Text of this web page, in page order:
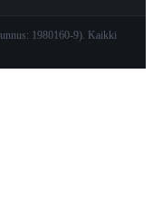
1980160-9). Kaikki